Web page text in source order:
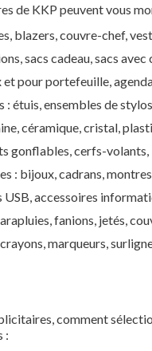
de KKP peuvent vous
blazers, couvre-chef,
sacs cadeau, sacs
pour portefeuille,
: étuis, ensembles de
céramique, cristal,
gonflables, cerfs-
: bijoux, cadrans,
accessoires
fanions, jetés,
marqueurs,
comment
: